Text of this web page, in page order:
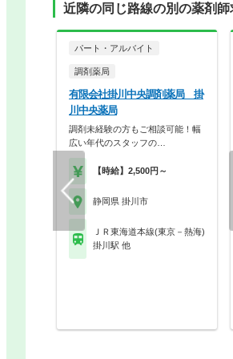
近隣の同じ路線の別の薬剤師
パート・アルバイト
調剤薬局
有限会社掛川中央調剤薬局 掛
川中央薬局
調剤未経験の方もご相談可能！幅
広い年代のスタッフの…
【時給】2,500円～
静岡県 掛川市
ＪＲ東海道本線(東京－熱海)
掛川駅 他